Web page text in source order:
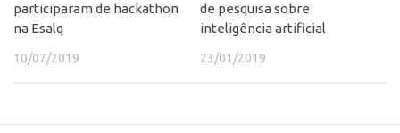
Patrimônio Genético
participaram de hackathon
na Esalq
10/07/2019
de pesquisa sobre
inteligência artificial
23/01/2019